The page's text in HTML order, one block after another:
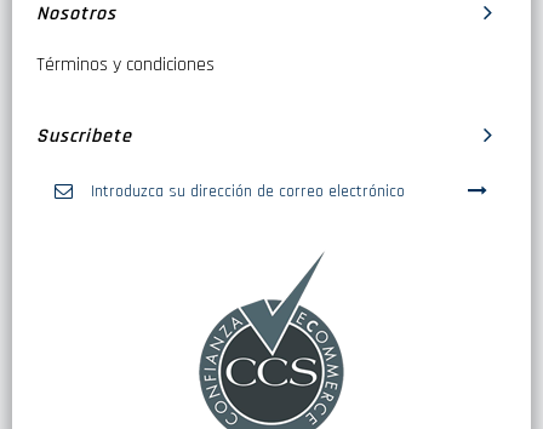
Nosotros
Términos y condiciones
Suscribete